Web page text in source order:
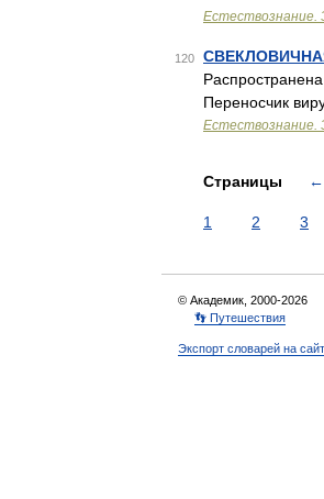
Естествознание.
120
Переносчик
Естествознание.
Страницы ←
1 2 3
© Академик, 2000-2026
👣 Путешествия
Экспорт словарей на